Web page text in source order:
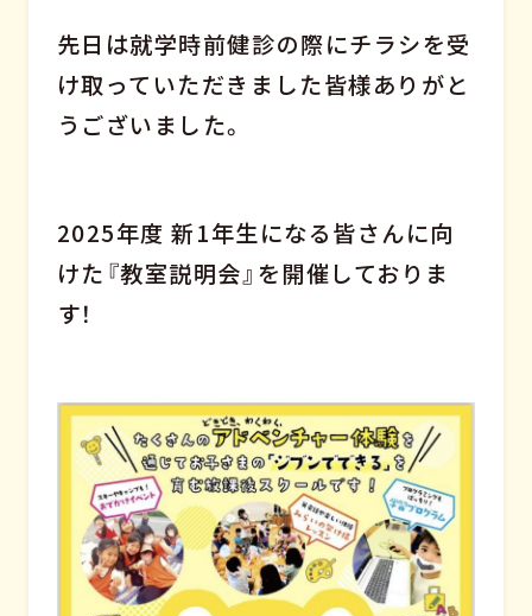
先日は就学時前健診の際にチラシを受
け取っていただきました皆様ありがと
うございました。
2025年度 新1年生になる皆さんに向
けた『教室説明会』を開催しておりま
す！